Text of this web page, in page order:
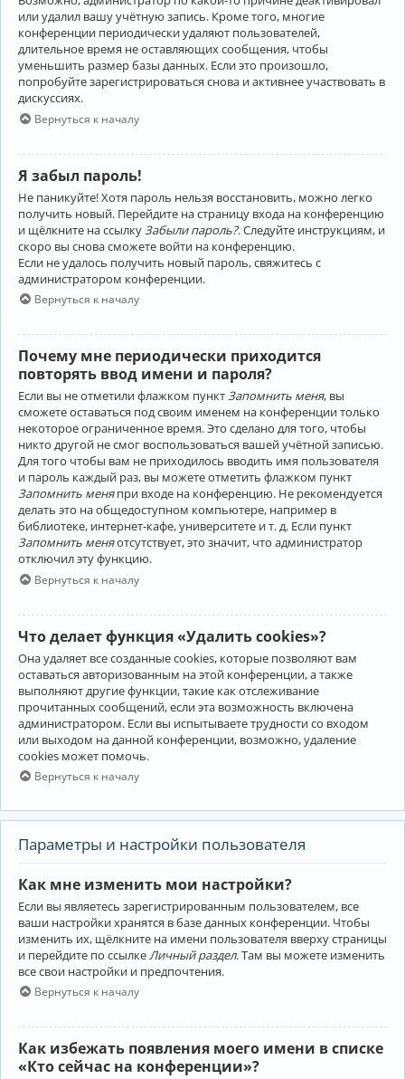
или удалил вашу учётную запись. Кроме того, многие
конференции периодически удаляют пользователей,
длительное время не оставляющих сообщения, чтобы
уменьшить размер базы данных. Если это произошло,
попробуйте зарегистрироваться снова и активнее участвовать в
дискуссиях.
Вернуться к началу
Я забыл пароль!
Не паникуйте! Хотя пароль нельзя восстановить, можно легко
получить новый. Перейдите на страницу входа на конференцию
и щёлкните на ссылку Забыли пароль?. Следуйте инструкциям, и
скоро вы снова сможете войти на конференцию.
Если не удалось получить новый пароль, свяжитесь с
администратором конференции.
Вернуться к началу
Почему мне периодически приходится
повторять ввод имени и пароля?
Если вы не отметили флажком пунктЗапомнить меня, вы
сможете оставаться под своим именем на конференции только
некоторое ограниченное время. Это сделано для того, чтобы
никто другой не смог воспользоваться вашей учётной записью.
Для того чтобы вам не приходилось вводить имя пользователя
и пароль каждый раз, вы можете отметить флажком пункт
Запомнить меняпри входе на конференцию. Не рекомендуется
делать это на общедоступном компьютере, например в
библиотеке, интернет-кафе, университете и т. д. Если пункт
Запомнить меняотсутствует, это значит, что администратор
отключил эту функцию.
Вернуться к началу
Что делает функция «Удалить cookies»?
Она удаляет все созданные cookies, которые позволяют вам
оставаться авторизованным на этой конференции, а также
выполняют другие функции, такие как отслеживание
прочитанных сообщений, если эта возможность включена
администратором. Если вы испытываете трудности со входом
или выходом на данной конференции, возможно, удаление
cookies может помочь.
Вернуться к началу
Параметры и настройки пользователя
Как мне изменить мои настройки?
Если вы являетесь зарегистрированным пользователем, все
ваши настройки хранятся в базе данных конференции. Чтобы
изменить их, щёлкните на имени пользователя вверху страницы
и перейдите по ссылке Личный раздел. Там вы можете изменить
все свои настройки и предпочтения.
Вернуться к началу
Как избежать появления моего имени в списке
«Кто сейчас на конференции»?